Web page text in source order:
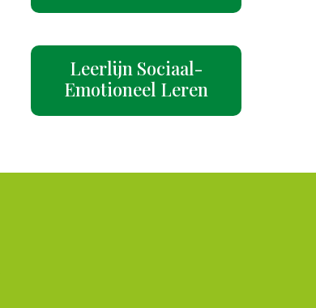
Leerlijn Sociaal-
Emotioneel Leren